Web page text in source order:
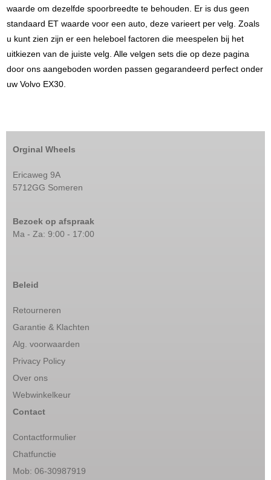
waarde om dezelfde spoorbreedte te behouden. Er is dus geen
standaard ET waarde voor een auto, deze varieert per velg. Zoals
u kunt zien zijn er een heleboel factoren die meespelen bij het
uitkiezen van de juiste velg. Alle velgen sets die op deze pagina
door ons aangeboden worden passen gegarandeerd perfect onder
uw Volvo EX30.
Orginal Wheels
Ericaweg 9A
5712GG Someren
Bezoek op afspraak
Ma - Za: 9:00 - 17:00
Beleid
Retourneren
Garantie & Klachten
Alg. voorwaarden
Privacy Policy
Over ons
Webwinkelkeur
Contact
Contactformulier
Chatfunctie
Mob: 06-30987919